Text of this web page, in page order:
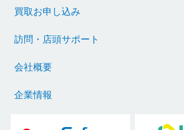
買取お申し込み
訪問・店頭サポート
会社概要
企業情報